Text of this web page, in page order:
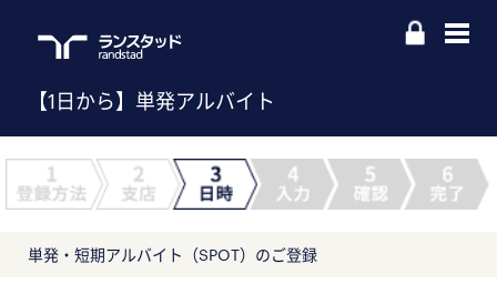
【1日から】単発アルバイト
単発・短期アルバイト（SPOT）のご登録